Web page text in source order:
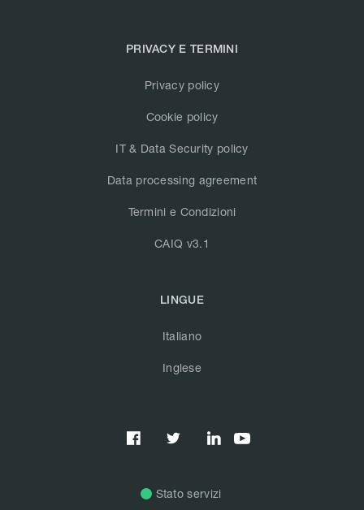
PRIVACY E TERMINI
Privacy policy
Cookie policy
IT & Data Security policy
Data processing agreement
Termini e Condizioni
CAIQ v3.1
LINGUE
Italiano
Inglese
  
Stato servizi